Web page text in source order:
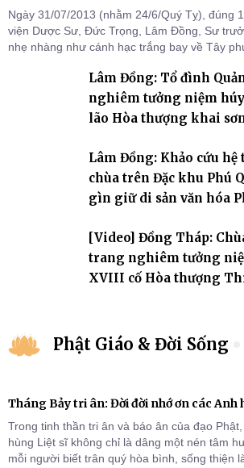
Ngày 31/07/2013 (nhằm 24/6/Quý Tỵ), đúng
viện Dược Sư, Đức Trọng, Lâm Đồng, Sư
nhẹ nhàng như cánh hạc trắng bay về Tây
Lâm Đồng: Tổ đình
nghiêm tưởng niệm
lão Hòa thượng khai
Lâm Đồng: Khảo cứu
chùa trên Đặc khu Phú
gìn giữ di sản văn hóa
[Video] Đồng Tháp:
trang nghiêm tưởng
XVIII cố Hòa thượng
Phật Giáo & Đời Sống
Tháng Bảy tri ân: Đời đời nhớ ơn các Anh
Trong tinh thần tri ân và báo ân của đạo
hùng Liệt sĩ không chỉ là dâng một nén tâm
mỗi người biết trân quý hòa bình, sống thiện